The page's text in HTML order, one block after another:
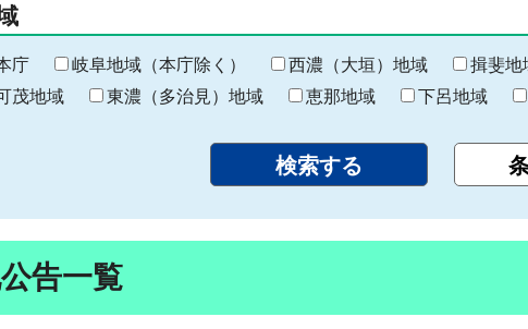
終
わ
り
庁 岐阜地域（本庁除く） 西濃（大垣）地域 揖斐地
茂地域
東濃（多治見）地域 恵那地域 下呂地域
告一覧